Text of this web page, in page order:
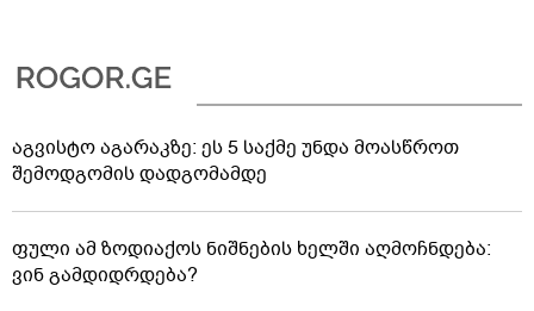
აგვისტო აგარაკზე: ეს 5 საქმე უნდა მოასწროთ
შემოდგომის დადგომამდე
ფული ამ ზოდიაქოს ნიშნების ხელში აღმოჩნდება:
ვინ გამდიდრდება?